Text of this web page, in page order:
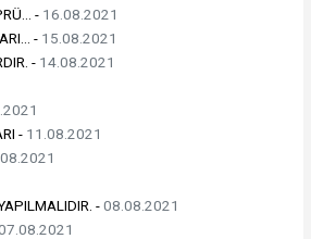
- 16.08.2021
- 15.08.2021
- 14.08.2021
- 11.08.2021
-08.08.2021